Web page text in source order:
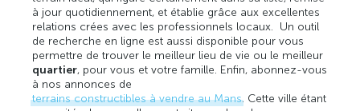
à jour quotidiennement, et établie grâce aux excellentes
relations crées avec les professionnels locaux. Un outil
de recherche en ligne est aussi disponible pour vous
permettre de trouver le meilleur lieu de vie ou le meilleur
quartier, pour vous et votre famille. Enfin, abonnez-vous
à nos annonces de
terrains constructibles à vendre au Mans. Cette ville étant